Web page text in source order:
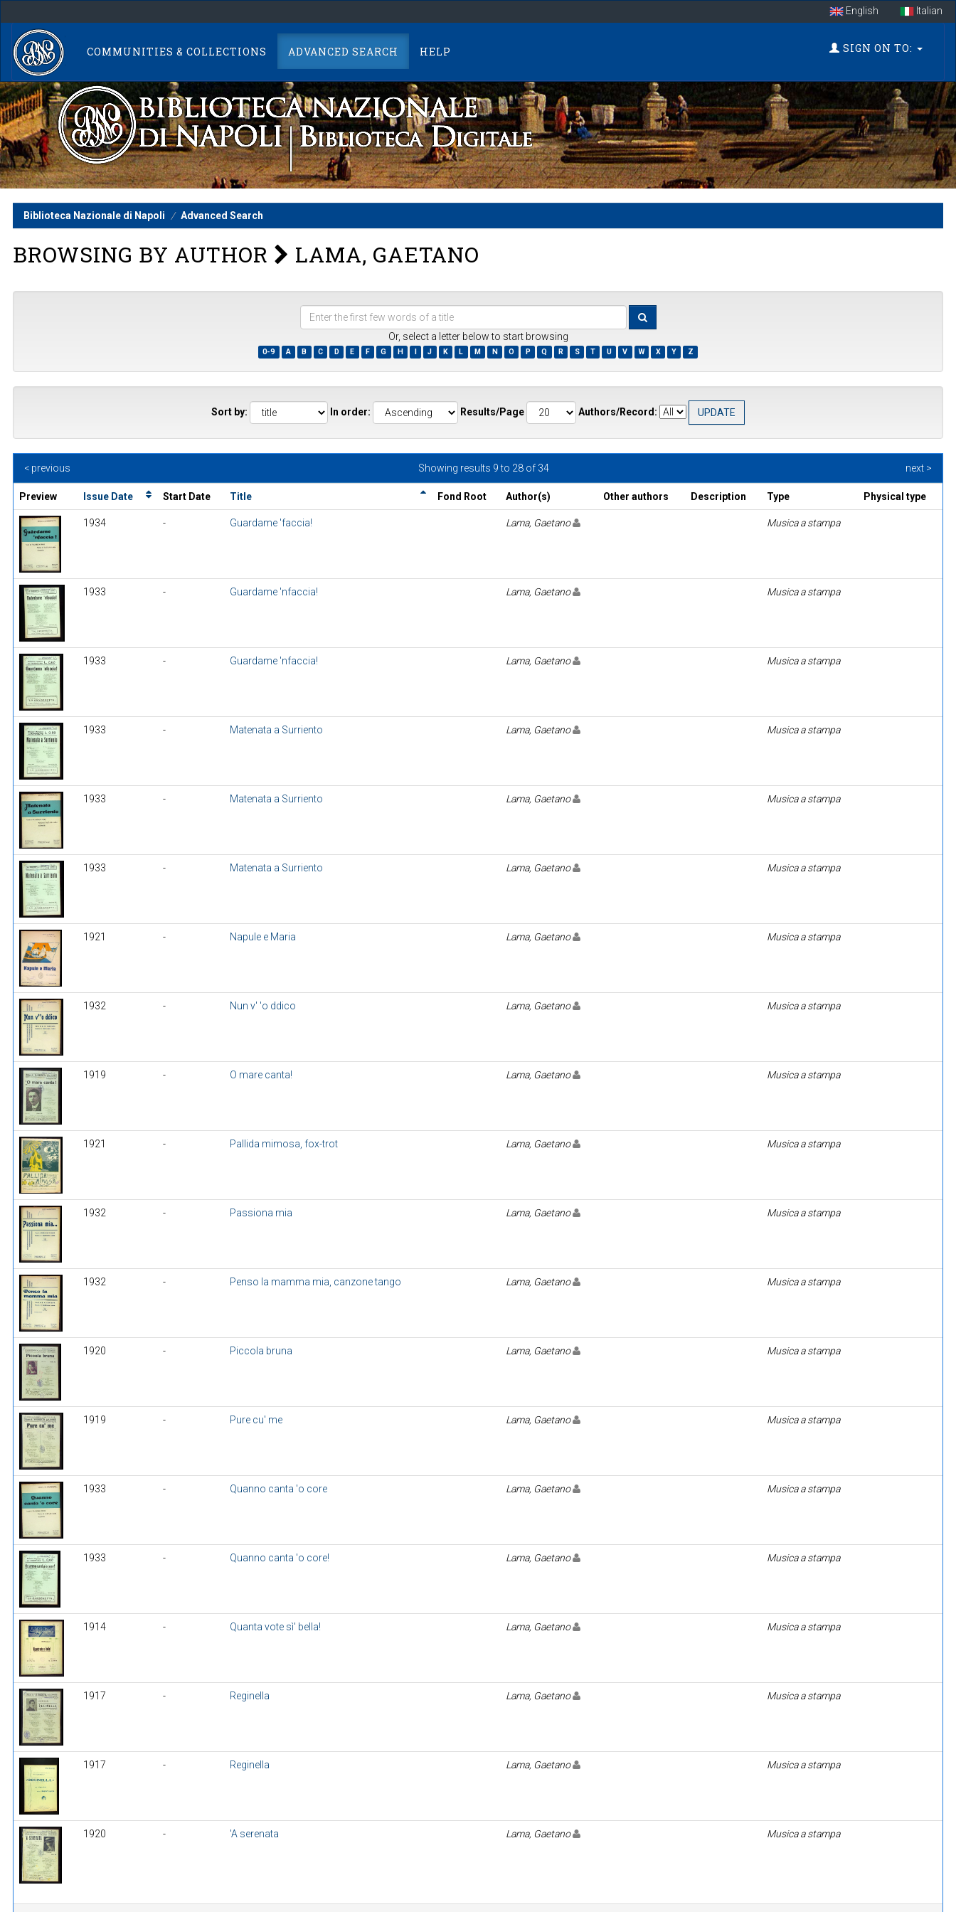
navigation
English Italian
COMMUNITIES & COLLECTIONS ADVANCED SEARCH HELP SIGN ON TO:
Biblioteca Nazionale di Napoli Advanced Search
BROWSING BY AUTHOR LAMA, GAETANO
Enter
the
few
words
Or, select a letter below to start browsing
0-9 A B C D E F G H J K L M N O P Q R S T U V W X Y Z
Sort by: In order: Results/Page Authors/Record:
Showing results 9 to 28 of 34
< previous next >
Preview Issue Date Start Date Title Fond Root Author(s) Other authors Description Type Physical type
1934 - Guardame 'faccia! Lama, Gaetano Musica a stampa
1933 - Guardame 'nfaccia! Lama, Gaetano Musica a stampa
1933 - Guardame 'nfaccia! Lama, Gaetano Musica a stampa
1933 - Matenata a Surriento Lama, Gaetano Musica a stampa
1933 - Matenata a Surriento Lama, Gaetano Musica a stampa
1933 - Matenata a Surriento Lama, Gaetano Musica a stampa
1921 - Napule e Maria Lama, Gaetano Musica a stampa
1932 - Nun v' 'o ddico Lama, Gaetano Musica a stampa
1919 - O mare canta! Lama, Gaetano Musica a stampa
1921 - Pallida mimosa, fox-trot Lama, Gaetano Musica a stampa
1932 - Passiona mia Lama, Gaetano Musica a stampa
1932 - Penso la mamma mia, canzone tango Lama, Gaetano Musica a stampa
1920 - Piccola bruna Lama, Gaetano Musica a stampa
1919 - Pure cu' me Lama, Gaetano Musica a stampa
1933 - Quanno canta 'o core Lama, Gaetano Musica a stampa
1933 - Quanno canta 'o core! Lama, Gaetano Musica a stampa
1914 - Quanta vote sì' bella! Lama, Gaetano Musica a stampa
1917 - Reginella Lama, Gaetano Musica a stampa
1917 - Reginella Lama, Gaetano Musica a stampa
1920 - 'A serenata Lama, Gaetano Musica a stampa